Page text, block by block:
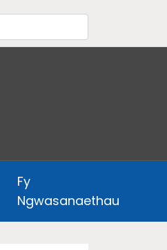
Fy
Ngwasanaethau